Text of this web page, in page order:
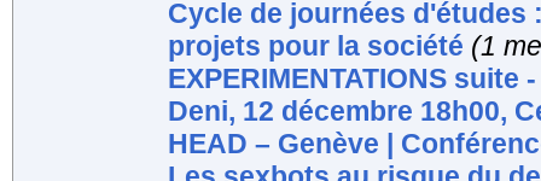
Cycle de journées d'études
projets pour la société (1
EXPERIMENTATIONS
Deni, 12 décembre 18h00,
HEAD – Genève |